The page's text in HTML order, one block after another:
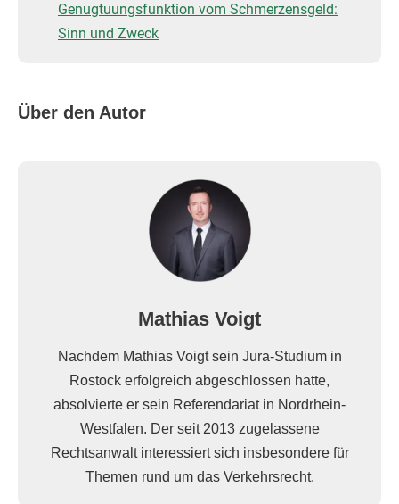
Genugtuungsfunktion vom Schmerzensgeld:
Sinn und Zweck
Über den Autor
Mathias Voigt
Nachdem Mathias Voigt sein Jura-Studium in
Rostock erfolgreich abgeschlossen hatte,
absolvierte er sein Referendariat in Nordrhein-
Westfalen. Der seit 2013 zugelassene
Rechtsanwalt interessiert sich insbesondere für
Themen rund um das Verkehrsrecht.